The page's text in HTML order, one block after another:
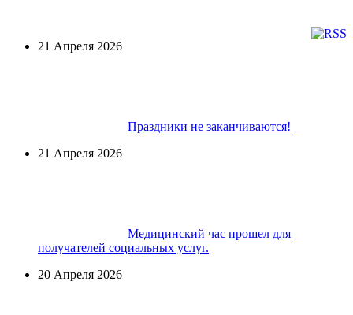
21 Апреля 2026
Праздники не заканчиваются!
21 Апреля 2026
Медицинский час прошел для
получателей социальных услуг.
20 Апреля 2026